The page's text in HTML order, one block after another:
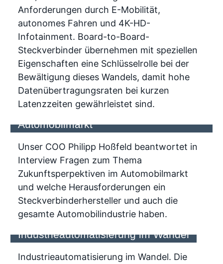
Anforderungen durch E-Mobilität,
autonomes Fahren und 4K-HD-
Infotainment. Board-to-Board-
Steckverbinder übernehmen mit speziellen
Eigenschaften eine Schlüsselrolle bei der
Bewältigung dieses Wandels, damit hohe
Datenübertragungsraten bei kurzen
Latenzzeiten gewährleistet sind.
Automobilmarkt
Unser COO Philipp Hoßfeld beantwortet in
Interview Fragen zum Thema
Zukunftsperpektiven im Automobilmarkt
und welche Herausforderungen ein
Steckverbinderhersteller und auch die
gesamte Automobilindustrie haben.
Industrieautomatisierung im Wandel
Industrieautomatisierung im Wandel. Die